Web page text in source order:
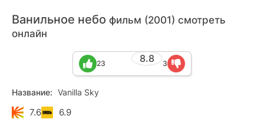
Ванильное небо фильм (2001) смотреть
онлайн
8.8
23 3
Название: Vanilla Sky
7.6 6.9